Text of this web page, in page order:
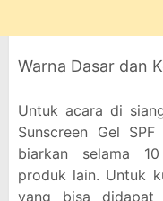
Warna Dasar dan
Untuk acara di
Sunscreen Gel
biarkan selama
produk lain. Untuk
yang bisa didapat